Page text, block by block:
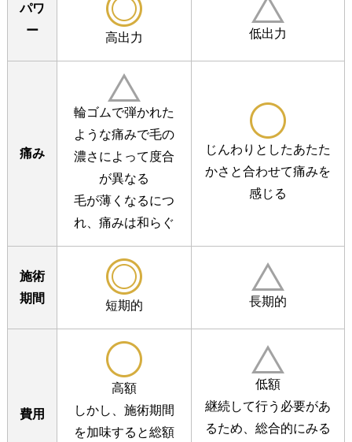
パワ
ー
高出力 低出力
痛み
輪ゴムで弾かれた
ような痛みで毛の
濃さによって度合
が異なる
毛が薄くなるにつ
れ、痛みは和らぐ
じんわりとしたあたた
かさと合わせて痛みを
感じる
施術
期間
短期的 長期的
費用
高額
しかし、施術期間
を加味すると総額
低額
継続して行う必要があ
るため、 総合的にみる